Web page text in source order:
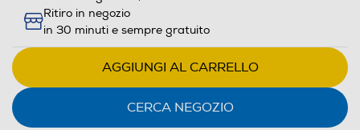
Ritiro in negozio
in 30 minuti e sempre gratuito
AGGIUNGI AL CARRELLO
CERCA NEGOZIO